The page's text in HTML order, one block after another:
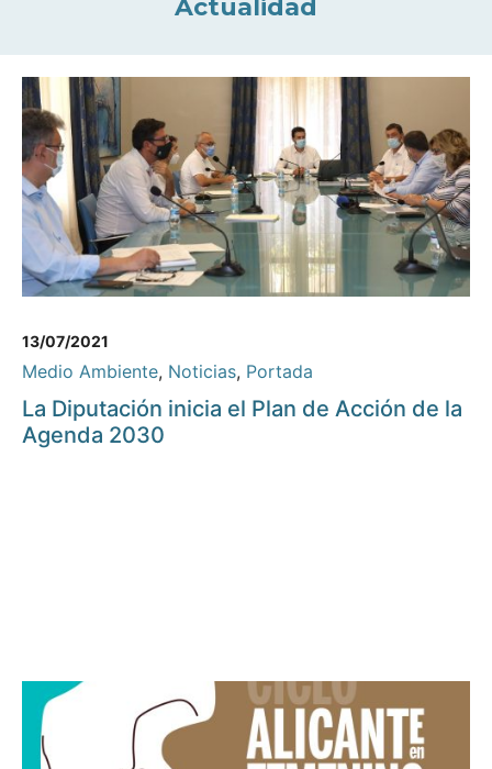
Actualidad
13/07/2021
Medio Ambiente, Noticias, Portada
La Diputación inicia el Plan de Acción de la
Agenda 2030